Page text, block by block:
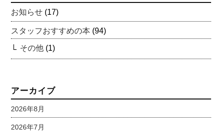
お知らせ (17)
スタッフおすすめの本 (94)
その他 (1)
アーカイブ
2026年8月
2026年7月